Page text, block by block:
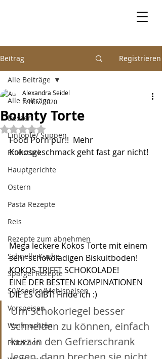
Beitrag Registrieren
Alle Beiträge
Dessert
Eintöpfe/ Suppen
Frühstück
Hauptgerichte
Ostern
Pasta Rezepte
Reis
Rezepte zum abnehmen
Schnelle Küche
Spargel Rezepte
Süßspeise/Mehlspeisen
Vorspeisen
Weihnachten
Plätzchen
Alle Beiträge
Bounty Torte
Alexandra Seidel
2. Nov. 2020
Mit NaN von 5 Sternen bewertet.
Food Porn pur!!  Mehr
Kokosgeschmack geht fast gar nicht!
Mega leckere Kokos Torte mit einem
sehr schokoladigen Biskuitboden!
KOKOS TRIFFT SCHOKOLADE!
EINE DER BESTEN KOMPINATIONEN
DIE ES GIBT! Finde ich :)
Um Schokoriegel besser
schneiden zu können, einfach
kurz in den Gefrierschrank